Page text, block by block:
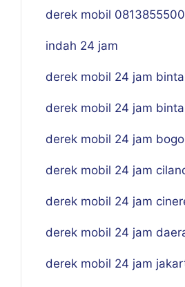
derek mobil
indah 24 jam
derek mobil 24 jam
derek mobil 24 jam
derek mobil 24 jam
derek mobil 24 jam
derek mobil 24 jam
derek mobil 24 jam
derek mobil 24 jam